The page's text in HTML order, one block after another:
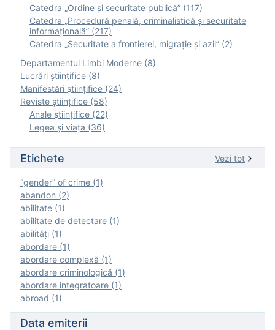
Catedra „Ordine și securitate publică” (117)
Catedra „Procedură penală, criminalistică și securitate
informațională” (217)
Catedra „Securitate a frontierei, migrație și azil” (2)
Departamentul Limbi Moderne (8)
Lucrări științifice (8)
Manifestări ştiinţifice (24)
Reviste ştiinţifice (58)
Anale ştiinţifice (22)
Legea şi viaţa (36)
Etichete Vezi tot
“gender” of crime (1)
abandon (2)
abilitate (1)
abilitate de detectare (1)
abilităţi (1)
abordare (1)
abordare complexă (1)
abordare criminologică (1)
abordare integratoare (1)
abroad (1)
Data emiterii